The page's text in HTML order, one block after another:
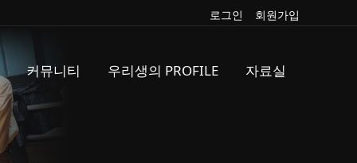
로그인 회원가입
커뮤니티 우리생의 PROFILE 자료실